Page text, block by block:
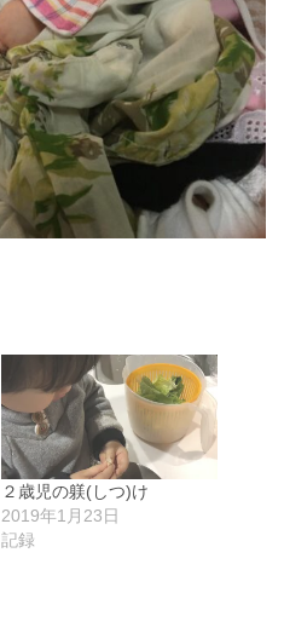
２歳児の躾(しつ)け
2019年1月23日
記録